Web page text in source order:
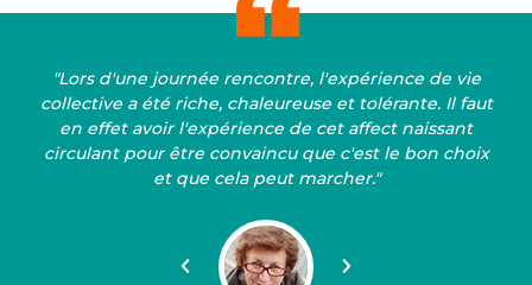
"Lors d'une journée rencontre, l'expérience de vie
collective a été riche, chaleureuse et tolérante. Il faut
en effet avoir l'expérience de cet affect naissant
circulant pour être convaincu que c'est le bon choix
et que cela peut marcher."
Précédent Suivant